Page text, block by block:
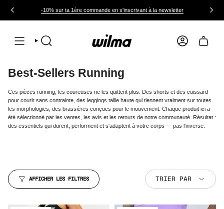
-10% sur ta 1ère commande en s'inscrivant à la newsletter
RECHERCHE COMPTE
Best-Sellers Running
Ces pièces running, les coureuses ne les quittent plus. Des shorts et des cuissard
pour courir sans contrainte, des leggings taille haute qui tiennent vraiment sur toutes
les morphologies, des brassières conçues pour le mouvement. Chaque produit ici a
été sélectionné par les ventes, les avis et les retours de notre communauté. Résultat :
des essentiels qui durent, performent et s'adaptent à votre corps — pas l'inverse.
AFFICHER LES FILTRES
Trier
par
TRIER PAR